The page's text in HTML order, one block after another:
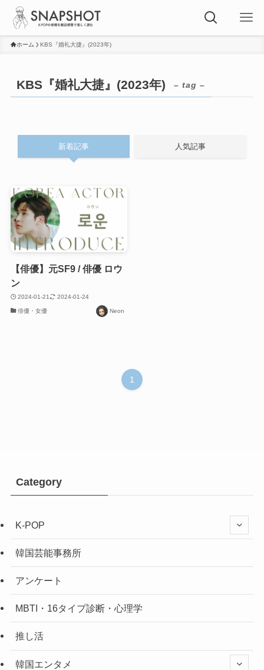
ホーム KBS『婚礼大捷』(2023年)
KBS『婚礼大捷』(2023年) – tag –
新着記事 人気記事
【俳優】元SF9 / 俳優 ロウ
ン
2024-01-21 2024-01-24
俳優・女優 Neon
1
Category
K-POP
韓国芸能事務所
アンケート
MBTI・16タイプ診断・心理学
推し活
韓国エンタメ